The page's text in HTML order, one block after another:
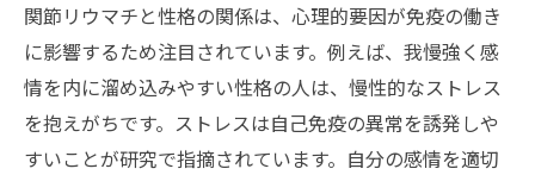
関節リウマチと性格の関係は、心理的要因が免疫の働き
に影響するため注目されています。例えば、我慢強く感
情を内に溜め込みやすい性格の人は、慢性的なストレス
を抱えがちです。ストレスは自己免疫の異常を誘発しや
すいことが研究で指摘されています。自分の感情を適切